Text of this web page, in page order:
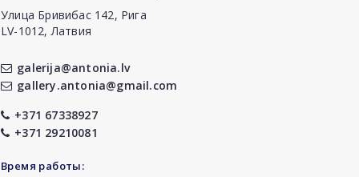
Улица Бривибас 142, Рига
LV-1012, Латвия
galerija@antonia.lv
gallery.antonia@gmail.com
+371 67338927
+371 29210081
Время работы: